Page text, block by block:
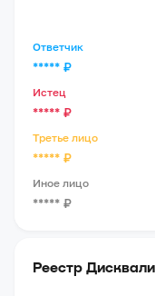
Ответчик
***** ₽
Истец
***** ₽
Третье лицо
***** ₽
Иное лицо
***** ₽
Реестр